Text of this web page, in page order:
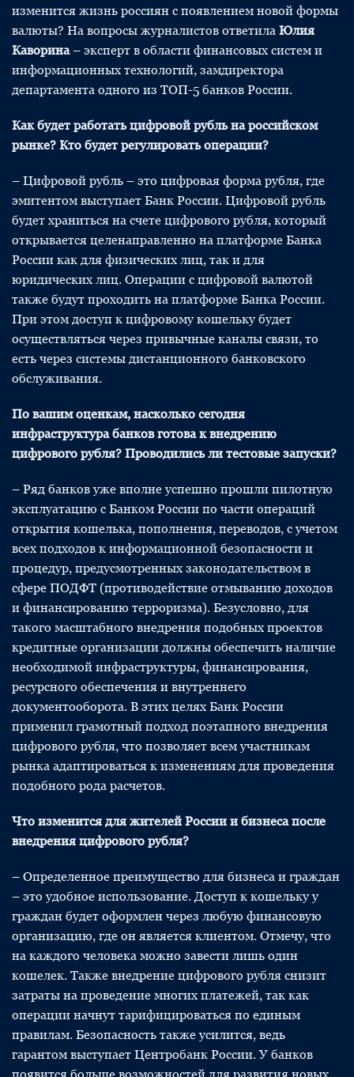
изменится жизнь россиян с появлением новой формы
валюты? На вопросы журналистов ответила Юлия
Каворина– эксперт в области финансовых систем и
информационных технологий, замдиректора
департамента одного из ТОП-5 банков России.
Как будет работать цифровой рубль на российском
рынке? Кто будет регулировать операции?
– Цифровой рубль – это цифровая форма рубля, где
эмитентом выступает Банк России. Цифровой рубль
будет храниться на счете цифрового рубля, который
открывается целенаправленно на платформе Банка
России как для физических лиц, так и для
юридических лиц. Операции с цифровой валютой
также будут проходить на платформе Банка России.
При этом доступ к цифровому кошельку будет
осуществляться через привычные каналы связи, то
есть через системы дистанционного банковского
обслуживания.
По вашим оценкам, насколько сегодня
инфраструктура банков готова к внедрению
цифрового рубля? Проводились ли тестовые запуски?
– Ряд банков уже вполне успешно прошли пилотную
эксплуатацию с Банком России по части операций
открытия кошелька, пополнения, переводов, с учетом
всех подходов к информационной безопасности и
процедур, предусмотренных законодательством в
сфере ПОДФТ (противодействие отмыванию доходов
и финансированию терроризма). Безусловно, для
такого масштабного внедрения подобных проектов
кредитные организации должны обеспечить наличие
необходимой инфраструктуры, финансирования,
ресурсного обеспечения и внутреннего
документооборота. В этих целях Банк России
применил грамотный подход поэтапного внедрения
цифрового рубля, что позволяет всем участникам
рынка адаптироваться к изменениям для проведения
подобного рода расчетов.
Что изменится для жителей России и бизнеса после
внедрения цифрового рубля?
– Определенное преимущество для бизнеса и граждан
– это удобное использование. Доступ к кошельку у
граждан будет оформлен через любую финансовую
организацию, где он является клиентом. Отмечу, что
на каждого человека можно завести лишь один
кошелек. Также внедрение цифрового рубля снизит
затраты на проведение многих платежей, так как
операции начнут тарифицироваться по единым
правилам. Безопасность также усилится, ведь
гарантом выступает Центробанк России. У банков